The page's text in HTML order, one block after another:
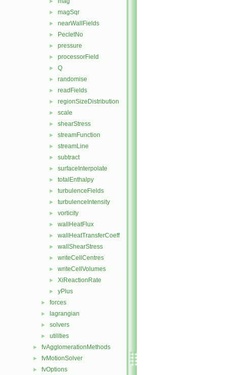
► magSqr
► nearWallFields
► PecletNo
► pressure
► processorField
► Q
► randomise
► readFields
► regionSizeDistribution
► scale
► shearStress
► streamFunction
► streamLine
► subtract
► surfaceInterpolate
► totalEnthalpy
► turbulenceFields
► turbulenceIntensity
► vorticity
► wallHeatFlux
► wallHeatTransferCoeff
► wallShearStress
► writeCellCentres
► writeCellVolumes
► XiReactionRate
► yPlus
► forces
► lagrangian
► solvers
► utilities
► fvAgglomerationMethods
► fvMotionSolver
► fvOptions